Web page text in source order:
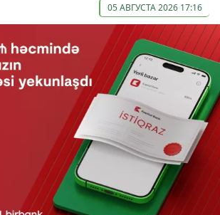
05 АВГУСТА 2026 17:16